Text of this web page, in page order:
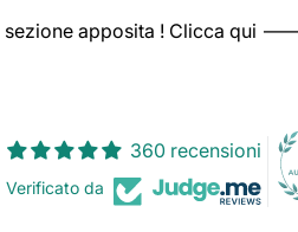
sezione apposita ! Clicca qui
360 recensioni
Verificato da